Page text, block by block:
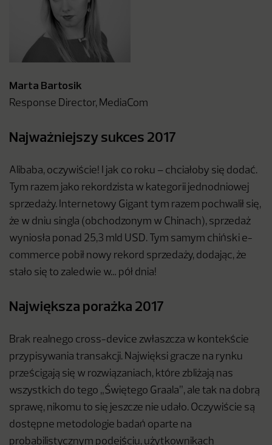
Marta Bartosik
Response Director, MediaCom
Najważniejszy sukces 2017
Alibaba, oczywiście! I jak co roku – chciałoby się dodać.
Tym razem jako rekordzista w kategorii jednodniowej
sprzedaży. Internetowy Gigant tym razem pochwalił się,
że w dniu singla (obchodzonym w Chinach), sprzedaż
wyniosła ponad 25,3 mld USD. Tym samym chiński e-
commerce pobił nowy rekord sprzedaży, dodając, że
stało się to zaledwie w… pół dnia!
Największa porażka 2017
Brak realnego cross-device zwłaszcza w kontekście
przypisywania transakcji. Najwięksi gracze na rynku
prześcigają się w rozwiązaniach, które zbliżają nas
wszystkich do tego „Świętego Graala”, ale tak na dobrą
sprawę, nikomu to się jeszcze nie udało. Oczywiście są
dostępne metodologie badań oparte na
probabilistycznym podejściu, użytkownikach